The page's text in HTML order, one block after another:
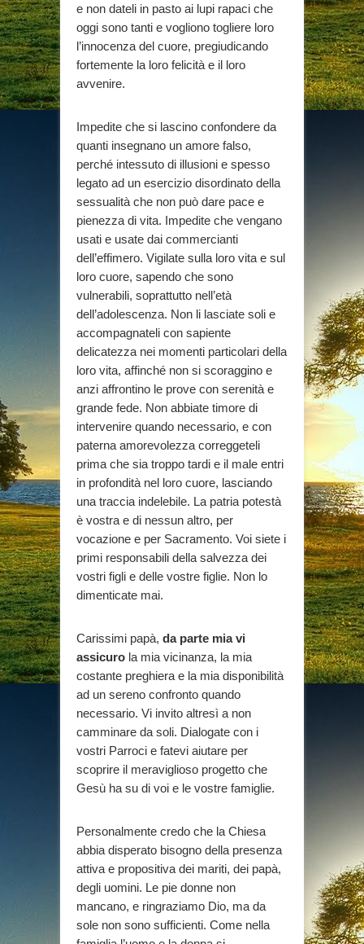
e non dateli in pasto ai lupi rapaci che
oggi sono tanti e vogliono togliere loro
l’innocenza del cuore, pregiudicando
fortemente la loro felicità e il loro
avvenire.
Impedite che si lascino confondere da
quanti insegnano un amore falso,
perché intessuto di illusioni e spesso
legato ad un esercizio disordinato della
sessualità che non può dare pace e
pienezza di vita. Impedite che vengano
usati e usate dai commercianti
dell’effimero. Vigilate sulla loro vita e sul
loro cuore, sapendo che sono
vulnerabili, soprattutto nell’età
dell’adolescenza. Non li lasciate soli e
accompagnateli con sapiente
delicatezza nei momenti particolari della
loro vita, affinché non si scoraggino e
anzi affrontino le prove con serenità e
grande fede. Non abbiate timore di
intervenire quando necessario, e con
paterna amorevolezza correggeteli
prima che sia troppo tardi e il male entri
in profondità nel loro cuore, lasciando
una traccia indelebile. La patria potestà
è vostra e di nessun altro, per
vocazione e per Sacramento. Voi siete i
primi responsabili della salvezza dei
vostri figli e delle vostre figlie. Non lo
dimenticate mai.
Carissimi papà, da parte mia vi
assicuro la mia vicinanza, la mia
costante preghiera e la mia disponibilità
ad un sereno confronto quando
necessario. Vi invito altresì a non
camminare da soli. Dialogate con i
vostri Parroci e fatevi aiutare per
scoprire il meraviglioso progetto che
Gesù ha su di voi e le vostre famiglie.
Personalmente credo che la Chiesa
abbia disperato bisogno della presenza
attiva e propositiva dei mariti, dei papà,
degli uomini. Le pie donne non
mancano, e ringraziamo Dio, ma da
sole non sono sufficienti. Come nella